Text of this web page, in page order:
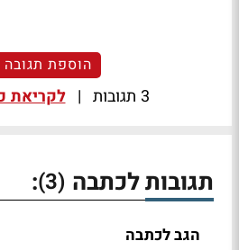
הוספת תגובה
3 תגובות | לקריאת
תגובות לכתבה (3)
:
הגב לכתבה